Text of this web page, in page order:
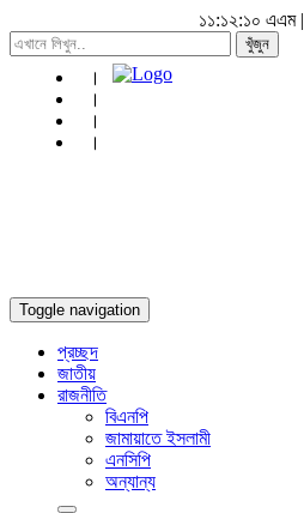
১১:১২:১২ এএম|
খুঁজুন
Toggle navigation
প্রচ্ছদ
জাতীয়
রাজনীতি
বিএনপি
জামায়াতে ইসলামী
এনসিপি
অন্যান্য